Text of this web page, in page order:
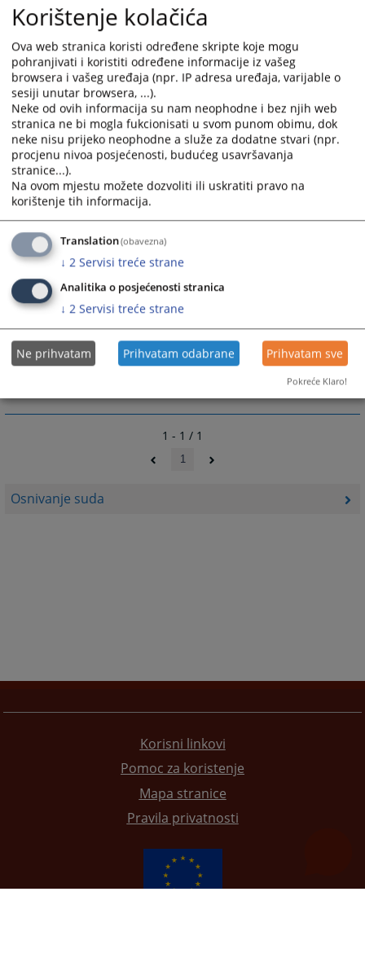
Osnivanje suda
Prije toga postojao je referent za prekršaje koji je radio
pri Opštinskom sekretarijatu za unutrašnje poslove do
1958. godine, a do 1975. godine bio je sudija za
prekršaje u sklopu organa uprave Skupštine opštine.
Sud ima vlastitu zgradu u ulici Karađorđeva bb. koja je
izrađena 1964. godine.
U toku 2008. godine izvršena je potpuna
rekonstrukcija zgrade prema zahtjevima ovog
vremena.
Sud je teritorijalno nadležan za područje opštine Teslić
koja broji oko 60.000 stanovnika.
Prostorno područje opštine spada u 15 najvećih
opština u Bosni i Hercegovini.
2575PREGLEDA
1 - 1 / 1
1
Korisni linkovi
Pomoc za koristenje
Mapa stranice
Pravila privatnosti
Korištenje kolačića
Ova web stranica koristi određene skripte koje mogu
pohranjivati i koristiti određene informacije iz vašeg
browsera i vašeg uređaja (npr. IP adresa uređaja, varijable o
sesiji unutar browsera, ...).
Neke od ovih informacija su nam neophodne i bez njih web
stranica ne bi mogla fukcionisati u svom punom obimu, dok
neke nisu prijeko neophodne a služe za dodatne stvari (npr.
procjenu nivoa posjećenosti, budućeg usavršavanja
stranice...).
Na ovom mjestu možete dozvoliti ili uskratiti pravo na
korištenje tih informacija.
Translation(obavezna)
↓ 2 Servisi treće strane
Analitika o posjećenosti stranica
↓ 2 Servisi treće strane
Ne prihvatam Prihvatam odabrane Prihvatam sve
Pokreće Klaro!